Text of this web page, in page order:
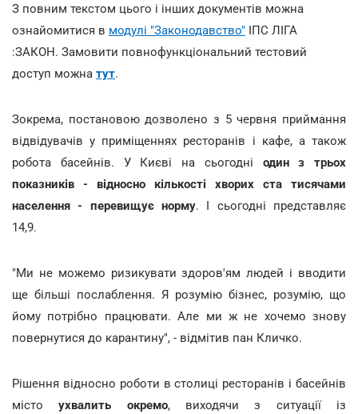
З повним текстом цього і інших документів можна
ознайомитися в модулі "Законодавство" ІПС ЛІГА
:ЗАКОН. Замовити повнофункціональний тестовий
доступ можна тут.
Зокрема, постановою дозволено з 5 червня приймання
відвідувачів у приміщеннях ресторанів і кафе, а також
робота басейнів. У Києві на сьогодні один з трьох
показників - відносно кількості хворих ста тисячами
населення - перевищує норму. І сьогодні представляє
14,9.
"Ми не можемо ризикувати здоров'ям людей і вводити
ще більші послаблення. Я розумію бізнес, розумію, що
йому потрібно працювати. Але ми ж не хочемо знову
повернутися до карантину", - відмітив пан Кличко.
Рішення відносно роботи в столиці ресторанів і басейнів
місто ухвалить окремо, виходячи з ситуації із